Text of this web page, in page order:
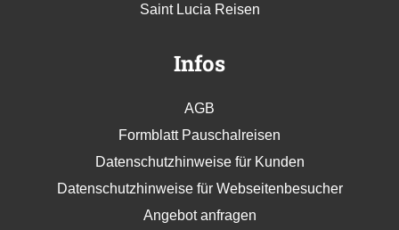
Saint Lucia Reisen
Infos
AGB
Formblatt Pauschalreisen
Datenschutzhinweise für Kunden
Datenschutzhinweise für Webseitenbesucher
Angebot anfragen